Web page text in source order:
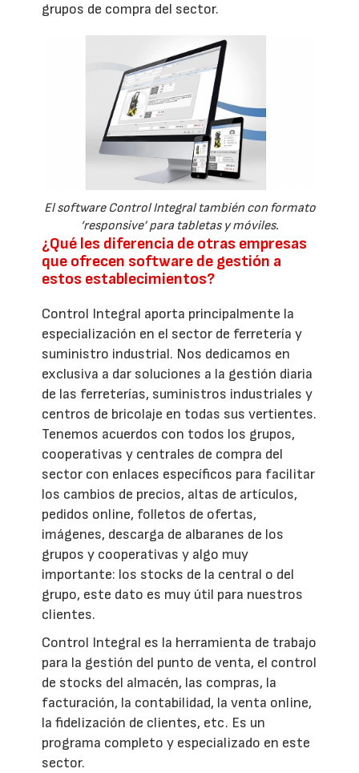
grupos de compra del sector.
El software Control Integral también con formato
‘responsive’ para tabletas y móviles.
¿Qué les diferencia de otras empresas
que ofrecen software de gestión a
estos establecimientos?
Control Integral aporta principalmente la
especialización en el sector de ferretería y
suministro industrial. Nos dedicamos en
exclusiva a dar soluciones a la gestión diaria
de las ferreterías, suministros industriales y
centros de bricolaje en todas sus vertientes.
Tenemos acuerdos con todos los grupos,
cooperativas y centrales de compra del
sector con enlaces específicos para facilitar
los cambios de precios, altas de artículos,
pedidos online, folletos de ofertas,
imágenes, descarga de albaranes de los
grupos y cooperativas y algo muy
importante: los stocks de la central o del
grupo, este dato es muy útil para nuestros
clientes.
Control Integral es la herramienta de trabajo
para la gestión del punto de venta, el control
de stocks del almacén, las compras, la
facturación, la contabilidad, la venta online,
la fidelización de clientes, etc. Es un
programa completo y especializado en este
sector.